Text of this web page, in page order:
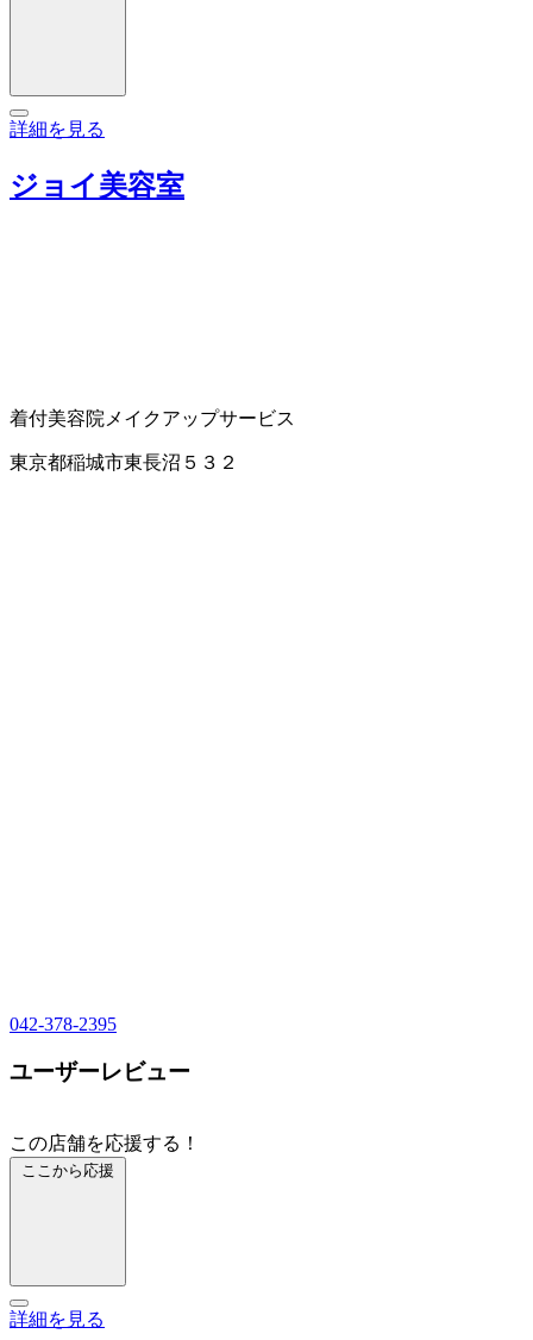
詳細を見る
ジョイ美容室
着付美容院 メイクアップサービス
東京都稲城市東長沼５３２
042-378-2395
ユーザーレビュー
この店舗を応援する！
ここから応援
詳細を見る